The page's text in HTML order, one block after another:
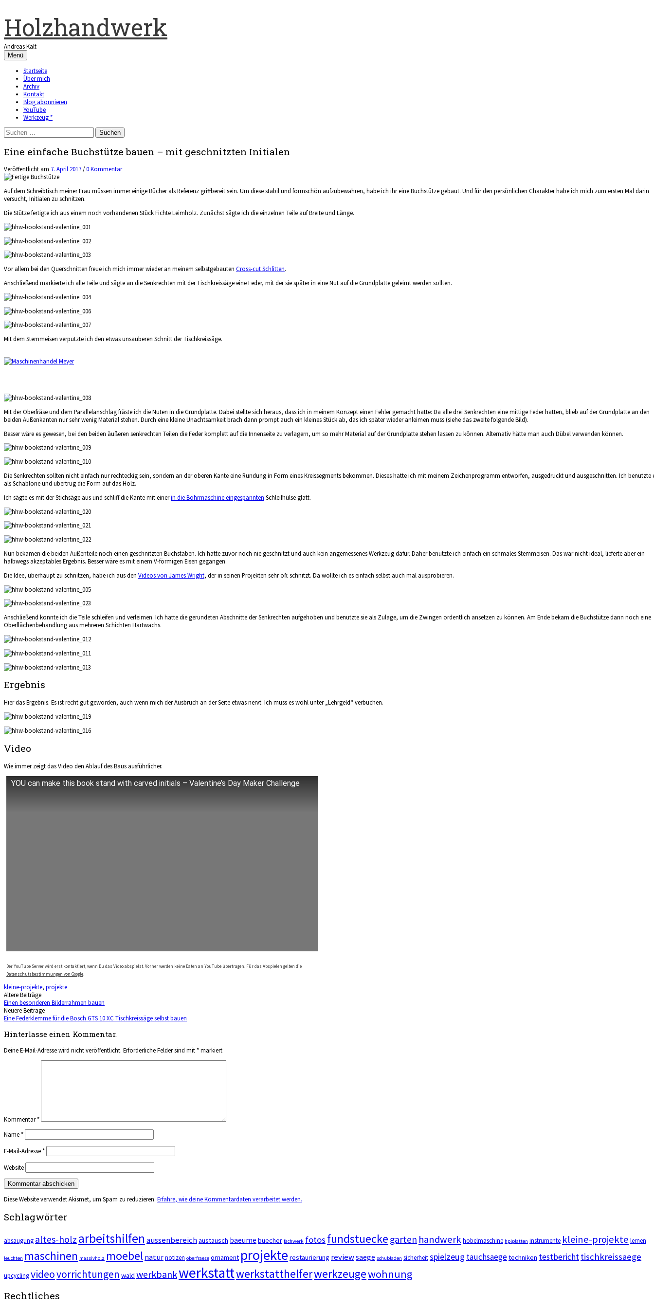
überspringen
Holzhandwerk
Andreas Kalt
Menü
Startseite
Über mich
Archiv
Kontakt
Blog abonnieren
YouTube
Werkzeug *
Suchen
nach:
Eine einfache Buchstütze bauen – mit geschnitzten Initialen
Veröffentlicht am 7. April 2017/0 Kommentar
Auf dem Schreibtisch meiner Frau müssen immer einige Bücher als Referenz griffbereit sein. Um diese stabil und formschön aufzubewahren, habe ich ihr eine Buchstütze gebaut. Und für den persönlichen Charakter habe ich mich zum ersten Mal darin
versucht, Initialen zu schnitzen.
Die Stütze fertigte ich aus einem noch vorhandenen Stück Fichte Leimholz. Zunächst sägte ich die einzelnen Teile auf Breite und Länge.
Vor allem bei den Querschnitten freue ich mich immer wieder an meinem selbstgebauten Cross-cut Schlitten.
Anschließend markierte ich alle Teile und sägte an die Senkrechten mit der Tischkreissäge eine Feder, mit der sie später in eine Nut auf die Grundplatte geleimt werden sollten.
Mit dem Stemmeisen verputzte ich den etwas unsauberen Schnitt der Tischkreissäge.
Mit der Oberfräse und dem Parallelanschlag fräste ich die Nuten in die Grundplatte. Dabei stellte sich heraus, dass ich in meinem Konzept einen Fehler gemacht hatte: Da alle drei Senkrechten eine mittige Feder hatten, blieb auf der Grundplatte an den
beiden Außenkanten nur sehr wenig Material stehen. Durch eine kleine Unachtsamkeit brach dann prompt auch ein kleines Stück ab, das ich später wieder anleimen muss (siehe das zweite folgende Bild).
Besser wäre es gewesen, bei den beiden äußeren senkrechten Teilen die Feder komplett auf die Innenseite zu verlagern, um so mehr Material auf der Grundplatte stehen lassen zu können. Alternativ hätte man auch Dübel verwenden können.
Die Senkrechten sollten nicht einfach nur rechteckig sein, sondern an der oberen Kante eine Rundung in Form eines Kreissegments bekommen. Dieses hatte ich mit meinem Zeichenprogramm entworfen, ausgedruckt und ausgeschnitten. Ich benutzte
als Schablone und übertrug die Form auf das Holz.
Ich sägte es mit der Stichsäge aus und schliff die Kante mit einerin die Bohrmaschine eingespannten Schleifhülse glatt.
Nun bekamen die beiden Außenteile noch einen geschnitzten Buchstaben. Ich hatte zuvor noch nie geschnitzt und auch kein angemessenes Werkzeug dafür. Daher benutzte ich einfach ein schmales Stemmeisen. Das war nicht ideal, lieferte aber ein
halbwegs akzeptables Ergebnis. Besser wäre es mit einem V-förmigen Eisen gegangen.
Die Idee, überhaupt zu schnitzen, habe ich aus den Videos von James Wright, der in seinen Projekten sehr oft schnitzt. Da wollte ich es einfach selbst auch mal ausprobieren.
Anschließend konnte ich die Teile schleifen und verleimen. Ich hatte die gerundeten Abschnitte der Senkrechten aufgehoben und benutzte sie als Zulage, um die Zwingen ordentlich ansetzen zu können. Am Ende bekam die Buchstütze dann noch eine
Oberflächenbehandlung aus mehreren Schichten Hartwachs.
Ergebnis
Hier das Ergebnis. Es ist recht gut geworden, auch wenn mich der Ausbruch an der Seite etwas nervt. Ich muss es wohl unter „Lehrgeld“ verbuchen.
Video
Wie immer zeigt das Video den Ablauf des Baus ausführlicher.
YOU can make this book stand with carved initials – Valentine’s Day Maker Challenge
Der YouTube Server wird erst kontaktiert, wenn Du das Video abspielst. Vorher werden keine Daten an YouTube übertragen. Für das Abspielen gelten die
Datenschutzbestimmungen von Google
kleine-projekte, projekte
Beitragsnavigation
Ältere Beiträge
Einen besonderen Bilderrahmen bauen
Neuere Beiträge
Eine Federklemme für die Bosch GTS 10 XC Tischkreissäge selbst bauen
Hinterlasse einen Kommentar.
Deine E-Mail-Adresse wird nicht veröffentlicht. Erforderliche Felder sind mit*markiert
Kommentar*
Name*
E-Mail-Adresse*
Website
Diese Website verwendet Akismet, um Spam zu reduzieren. Erfahre, wie deine Kommentardaten verarbeitet werden.
Schlagwörter
absaugung altes-holz arbeitshilfen aussenbereichaustausch baeume buecher fachwerk fotos fundstuecke garten handwerk hobelmaschine hplplatten instrumente kleine-projekte lernen
leuchten maschinen massivholz moebelnaturnotizen oberfraese ornament projekte restaurierung reviewsaege schubladen sicherheitspielzeug tauchsaegetechniken testberichttischkreissaege
upcyclingvideovorrichtungen wald werkbankwerkstattwerkstatthelferwerkzeugewohnung
Rechtliches